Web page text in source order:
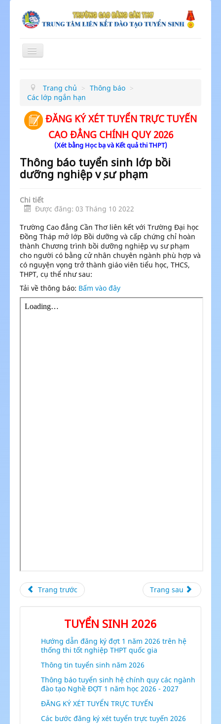
Toggle
Trang chủ > Thông báo >
Các lớp ngắn hạn
ĐĂNG KÝ XÉT TUYỂN TRỰC TUYẾN
CAO ĐẲNG CHÍNH QUY 2026
(Xét bằng Học bạ và Kết quả thi THPT)
Thông báo tuyển sinh lớp bồi
dưỡng nghiệp vụ sư phạm
Chi tiết
Được đăng: 03 Tháng 10 2022
Trường Cao đẳng Cần Thơ liên kết với Trường Đại học
Đồng Tháp mở lớp Bồi dưỡng và cấp chứng chỉ hoàn
thành Chương trình bồi dưỡng nghiệp vụ sư phạm
cho người có bằng cử nhân chuyên ngành phù hợp và
có nguyện vọng trở thành giáo viên tiểu học, THCS,
THPT, cụ thể như sau:
Tải về thông báo: Bấm vào đây
Trang trước Trang sau
TUYỂN SINH 2026
Hướng dẫn đăng ký đợt 1 năm 2026 trên hệ
thống thi tốt nghiệp THPT quốc gia
Thông tin tuyển sinh năm 2026
Thông báo tuyển sinh hệ chính quy các ngành
đào tạo Nghề ĐỢT 1 năm học 2026 - 2027
ĐĂNG KÝ XÉT TUYỂN TRỰC TUYẾN
Các bước đăng ký xét tuyển trực tuyến 2026